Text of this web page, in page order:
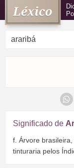
Significado de
f. Árvore
tinturaria pelos